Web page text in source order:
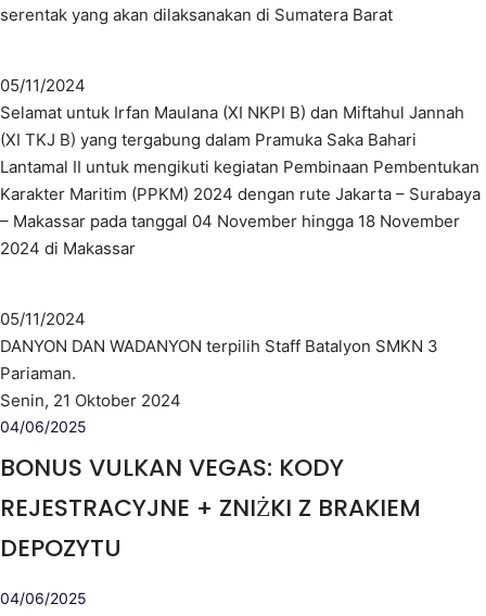
serentak yang akan dilaksanakan di Sumatera Barat
05/11/2024
Selamat untuk Irfan Maulana (XI NKPI B) dan Miftahul Jannah
(XI TKJ B) yang tergabung dalam Pramuka Saka Bahari
Lantamal II untuk mengikuti kegiatan Pembinaan Pembentukan
Karakter Maritim (PPKM) 2024 dengan rute Jakarta – Surabaya
– Makassar pada tanggal 04 November hingga 18 November
2024 di Makassar
05/11/2024
DANYON DAN WADANYON terpilih Staff Batalyon SMKN 3
Pariaman.
Senin, 21 Oktober 2024
04/06/2025
BONUS VULKAN VEGAS: KODY
REJESTRACYJNE + ZNIŻKI Z BRAKIEM
DEPOZYTU
04/06/2025